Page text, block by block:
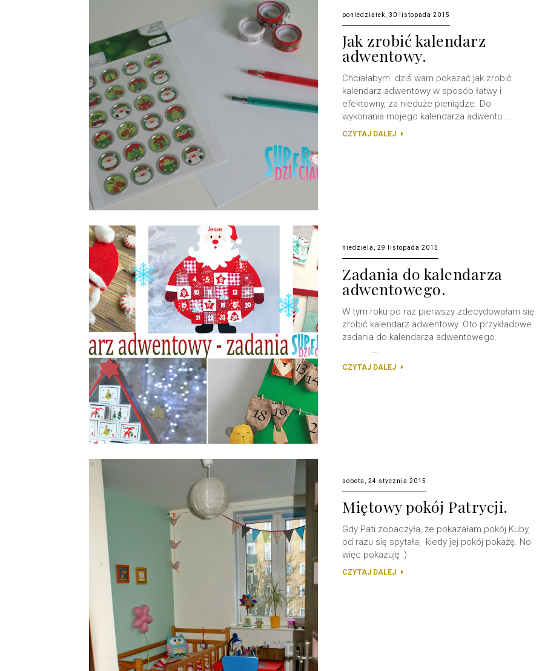
poniedziałek, 30 listopada 2015
Jak zrobić kalendarz
adwentowy.
Chciałabym dziś wam pokazać jak zrobić
kalendarz adwentowy w sposób łatwy i
efektowny, za nieduże pieniądze. Do
wykonania mojego kalendarza adwento ...
CZYTAJ DALEJ
niedziela, 29 listopada 2015
Zadania do kalendarza
adwentowego.
W tym roku po raz pierwszy zdecydowałam się
zrobić kalendarz adwentowy. Oto przykładowe
zadania do kalendarza adwentowego.
...
CZYTAJ DALEJ
sobota, 24 stycznia 2015
Miętowy pokój Patrycji.
Gdy Pati zobaczyła, że pokazałam pokój Kuby,
od razu się spytała, kiedy jej pokój pokażę. No
więc pokazuję :)
CZYTAJ DALEJ